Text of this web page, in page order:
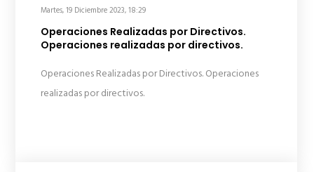
Martes, 19 Diciembre 2023, 18:29
Operaciones Realizadas por Directivos.
Operaciones realizadas por directivos.
Operaciones Realizadas por Directivos. Operaciones
realizadas por directivos.